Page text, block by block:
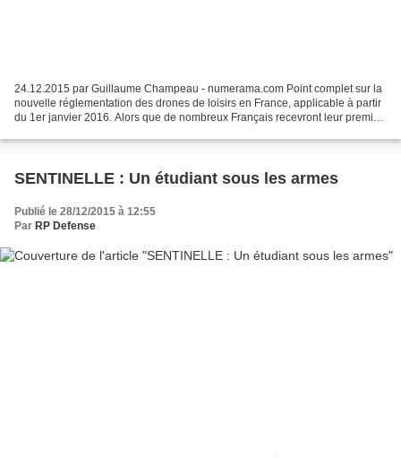
24.12.2015 par Guillaume Champeau - numerama.com Point complet sur la
nouvelle réglementation des drones de loisirs en France, applicable à partir
du 1er janvier 2016. Alors que de nombreux Français recevront leur premier
SENTINELLE : Un étudiant sous les armes
Publié le 28/12/2015 à 12:55
Par RP Defense